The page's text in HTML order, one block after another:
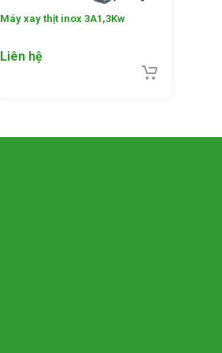
Máy xay thịt inox 3A1,3Kw
Liên hệ